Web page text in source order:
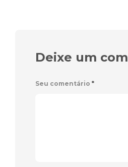
Deixe um
Seu comentário *